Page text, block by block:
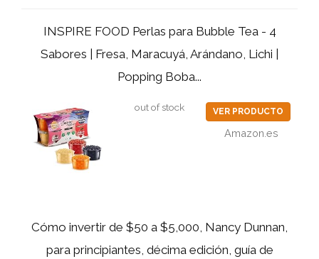
INSPIRE FOOD Perlas para Bubble Tea - 4
Sabores | Fresa, Maracuyá, Arándano, Lichi |
Popping Boba...
out of stock VER PRODUCTO
Amazon.es
Cómo invertir de $50 a $5,000, Nancy Dunnan,
para principiantes, décima edición, guía de